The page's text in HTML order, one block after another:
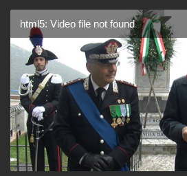
html5: Video file not found